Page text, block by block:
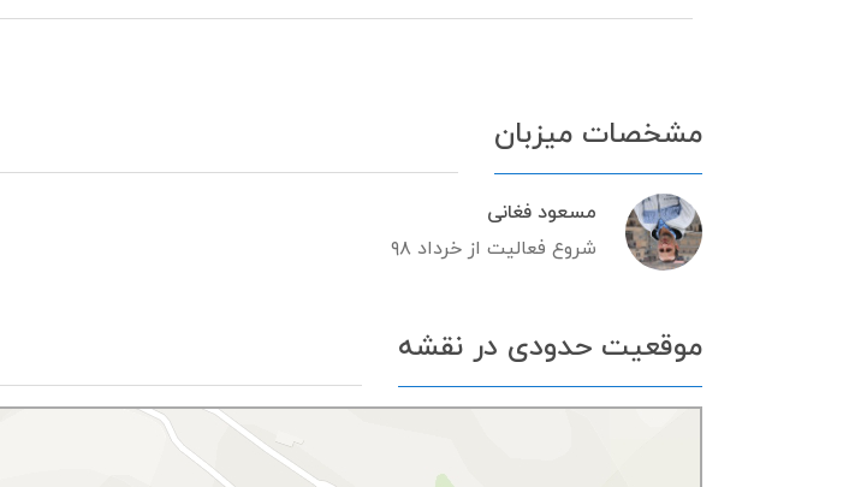
مشخصات میزبان
مسعود فغانی
شروع فعالیت از خرداد ۹۸
موقعیت حدودی در نقشه